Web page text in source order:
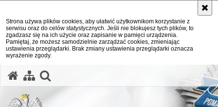
Strona używa plików cookies, aby ułatwić użytkownikom korzystanie z
serwisu oraz do celów statystycznych. Jeśli nie blokujesz tych plików, to
zgadzasz się na ich użycie oraz zapisanie w pamięci urządzenia.
Pamiętaj, że możesz samodzielnie zarządzać cookies, zmieniając
ustawienia przeglądarki. Brak zmiany ustawienia przeglądarki oznacza
wyrażenie zgody.